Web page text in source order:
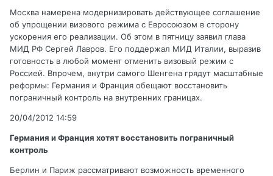
Москва намерена модернизировать действующее соглашение
об упрощении визового режима с Евросоюзом в сторону
ускорения его реализации. Об этом в пятницу заявил глава
МИД РФ Сергей Лавров. Его поддержал МИД Италии, выразив
готовность в любой момент отменить визовый режим с
Россией. Впрочем, внутри самого Шенгена грядут масштабные
реформы: Германия и Франция обещают восстановить
пограничный контроль на внутренних границах.
20/04/2012 14:59
Германия и Франция хотят восстановить пограничный
контроль
Берлин и Париж рассматривают возможность временного